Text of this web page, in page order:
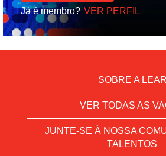
Já é membro? VER PERFIL
SOBRE A LEAR
VER TODAS AS
JUNTE-SE À NOSSA
TALENTOS